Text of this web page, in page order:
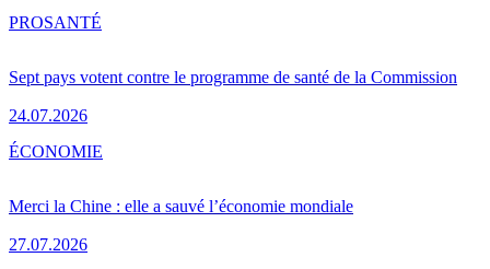
Sept pays votent contre le programme de santé de la Commission
24.07.2026
PROSANTÉ
Merci la Chine : elle a sauvé l’économie mondiale
27.07.2026
ÉCONOMIE